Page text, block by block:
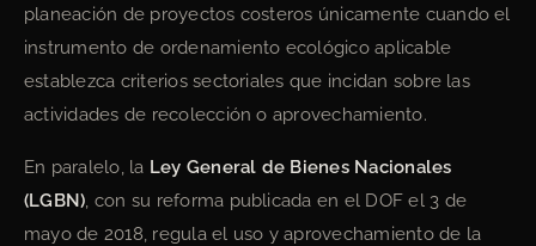
planeación de proyectos costeros únicamente cuando el
instrumento de ordenamiento ecológico aplicable
establezca criterios sectoriales que incidan sobre las
actividades de recolección o aprovechamiento.
En paralelo, la Ley General de Bienes Nacionales
(LGBN), con su reforma publicada en el DOF el 3 de
mayo de 2018, regula el uso y aprovechamiento de la